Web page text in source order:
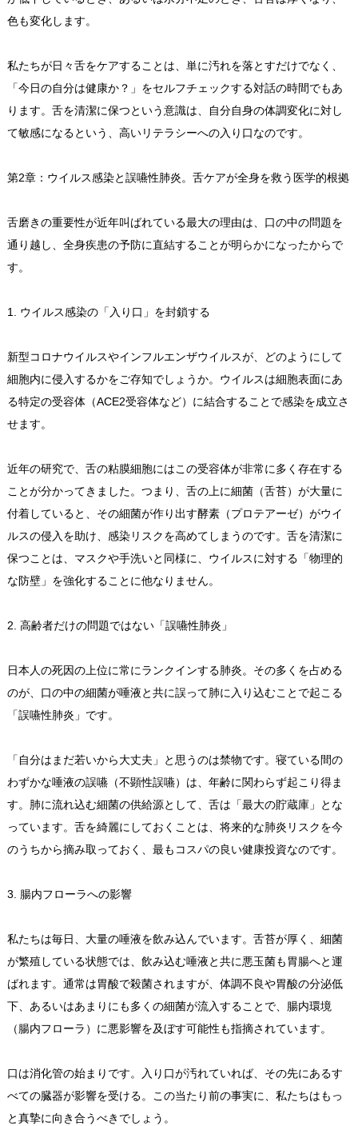
色も変化します。
私たちが日々舌をケアすることは、単に汚れを落とすだけでなく、
「今日の自分は健康か？」をセルフチェックする対話の時間でもあ
ります。舌を清潔に保つという意識は、自分自身の体調変化に対し
て敏感になるという、高いリテラシーへの入り口なのです。
第2章：ウイルス感染と誤嚥性肺炎。舌ケアが全身を救う医学的根拠
舌磨きの重要性が近年叫ばれている最大の理由は、口の中の問題を
通り越し、全身疾患の予防に直結することが明らかになったからで
す。
1. ウイルス感染の「入り口」を封鎖する
新型コロナウイルスやインフルエンザウイルスが、どのようにして
細胞内に侵入するかをご存知でしょうか。ウイルスは細胞表面にあ
る特定の受容体（ACE2受容体など）に結合することで感染を成立さ
せます。
近年の研究で、舌の粘膜細胞にはこの受容体が非常に多く存在する
ことが分かってきました。つまり、舌の上に細菌（舌苔）が大量に
付着していると、その細菌が作り出す酵素（プロテアーゼ）がウイ
ルスの侵入を助け、感染リスクを高めてしまうのです。舌を清潔に
保つことは、マスクや手洗いと同様に、ウイルスに対する「物理的
な防壁」を強化することに他なりません。
2. 高齢者だけの問題ではない「誤嚥性肺炎」
日本人の死因の上位に常にランクインする肺炎。その多くを占める
のが、口の中の細菌が唾液と共に誤って肺に入り込むことで起こる
「誤嚥性肺炎」です。
「自分はまだ若いから大丈夫」と思うのは禁物です。寝ている間の
わずかな唾液の誤嚥（不顕性誤嚥）は、年齢に関わらず起こり得ま
す。肺に流れ込む細菌の供給源として、舌は「最大の貯蔵庫」とな
っています。舌を綺麗にしておくことは、将来的な肺炎リスクを今
のうちから摘み取っておく、最もコスパの良い健康投資なのです。
3. 腸内フローラへの影響
私たちは毎日、大量の唾液を飲み込んでいます。舌苔が厚く、細菌
が繁殖している状態では、飲み込む唾液と共に悪玉菌も胃腸へと運
ばれます。通常は胃酸で殺菌されますが、体調不良や胃酸の分泌低
下、あるいはあまりにも多くの細菌が流入することで、腸内環境
（腸内フローラ）に悪影響を及ぼす可能性も指摘されています。
口は消化管の始まりです。入り口が汚れていれば、その先にあるす
べての臓器が影響を受ける。この当たり前の事実に、私たちはもっ
と真摯に向き合うべきでしょう。